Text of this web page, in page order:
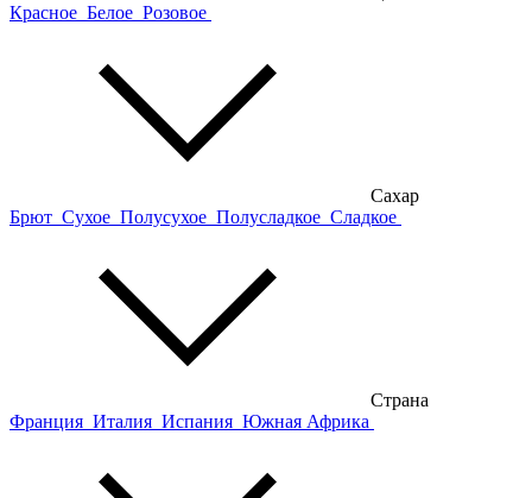
Красное Белое Розовое
Сахар
Брют Сухое Полусухое Полусладкое Сладкое
Страна
Франция Италия Испания Южная Африка